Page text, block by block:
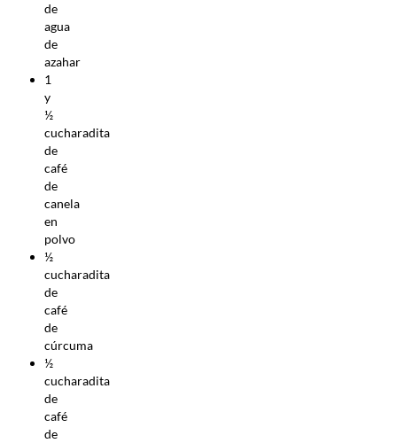
de
agua
de
azahar
1
y
½
cucharadita
de
café
de
canela
en
polvo
½
cucharadita
de
café
de
cúrcuma
½
cucharadita
de
café
de